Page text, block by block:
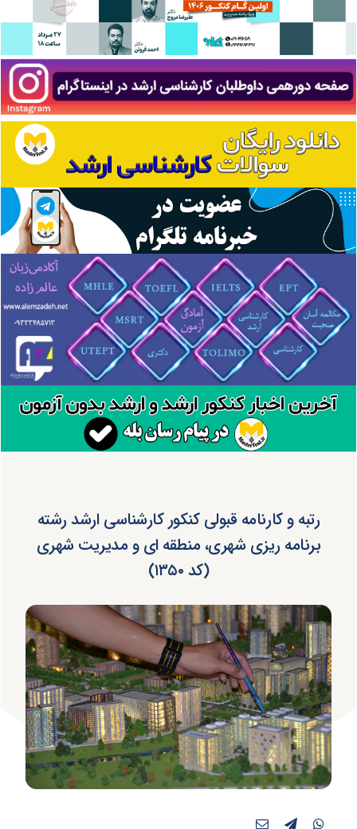
رتبه و کارنامه قبولی کنکور کارشناسی ارشد رشته
برنامه ریزی شهری، منطقه ای و مدیریت شهری
(کد ۱۳۵۰)